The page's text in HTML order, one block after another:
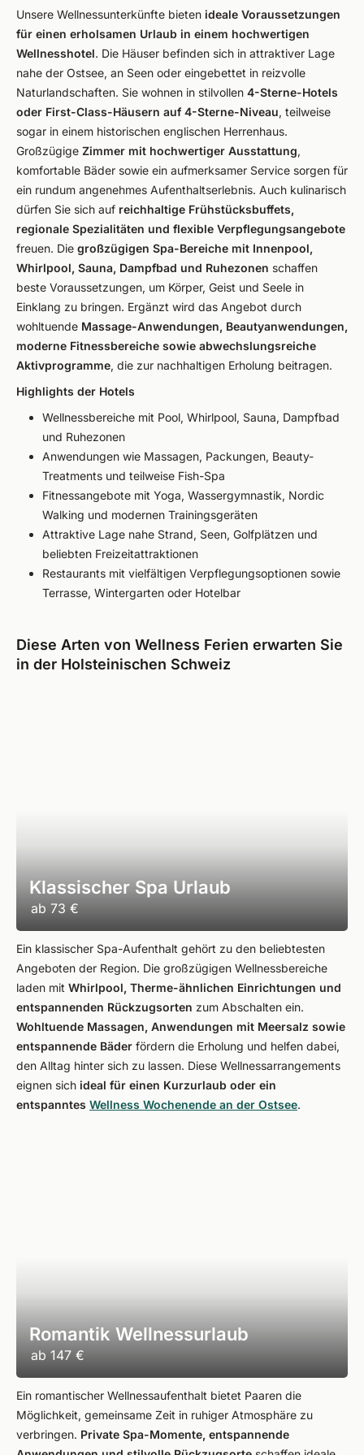
Unsere Wellnessunterkünfte bieten ideale Voraussetzungen
für einen erholsamen Urlaub in einem hochwertigen
Wellnesshotel. Die Häuser befinden sich in attraktiver Lage
nahe der Ostsee, an Seen oder eingebettet in reizvolle
Naturlandschaften. Sie wohnen in stilvollen 4-Sterne-Hotels
oder First-Class-Häusern auf 4-Sterne-Niveau, teilweise
sogar in einem historischen englischen Herrenhaus.
Großzügige Zimmer mit hochwertiger Ausstattung,
komfortable Bäder sowie ein aufmerksamer Service sorgen für
ein rundum angenehmes Aufenthaltserlebnis. Auch kulinarisch
dürfen Sie sich auf reichhaltige Frühstücksbuffets,
regionale Spezialitäten und flexible Verpflegungsangebote
freuen. Die großzügigen Spa-Bereiche mit Innenpool,
Whirlpool, Sauna, Dampfbad und Ruhezonen schaffen
beste Voraussetzungen, um Körper, Geist und Seele in
Einklang zu bringen. Ergänzt wird das Angebot durch
wohltuende Massage-Anwendungen, Beautyanwendungen,
moderne Fitnessbereiche sowie abwechslungsreiche
Aktivprogramme, die zur nachhaltigen Erholung beitragen.
Highlights der Hotels
Wellnessbereiche mit Pool, Whirlpool, Sauna, Dampfbad
und Ruhezonen
Anwendungen wie Massagen, Packungen, Beauty-
Treatments und teilweise Fish-Spa
Fitnessangebote mit Yoga, Wassergymnastik, Nordic
Walking und modernen Trainingsgeräten
Attraktive Lage nahe Strand, Seen, Golfplätzen und
beliebten Freizeitattraktionen
Restaurants mit vielfältigen Verpflegungsoptionen sowie
Terrasse, Wintergarten oder Hotelbar
Diese Arten von Wellness Ferien erwarten Sie
in der Holsteinischen Schweiz
Klassischer Spa Urlaub
ab 73 €
Ein klassischer Spa-Aufenthalt gehört zu den beliebtesten
Angeboten der Region. Die großzügigen Wellnessbereiche
laden mit Whirlpool, Therme-ähnlichen Einrichtungen und
entspannenden Rückzugsorten zum Abschalten ein.
Wohltuende Massagen, Anwendungen mit Meersalz sowie
entspannende Bäder fördern die Erholung und helfen dabei,
den Alltag hinter sich zu lassen. Diese Wellnessarrangements
eignen sich ideal für einen Kurzurlaub oder ein
entspanntes Wellness Wochenende an der Ostsee.
Romantik Wellnessurlaub
ab 147 €
Ein romantischer Wellnessaufenthalt bietet Paaren die
Möglichkeit, gemeinsame Zeit in ruhiger Atmosphäre zu
verbringen. Private Spa-Momente, entspannende